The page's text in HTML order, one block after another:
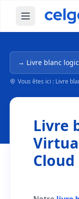
Ouvrir le menu
Navigation dans
Vous êtes ici : Livre
Livre